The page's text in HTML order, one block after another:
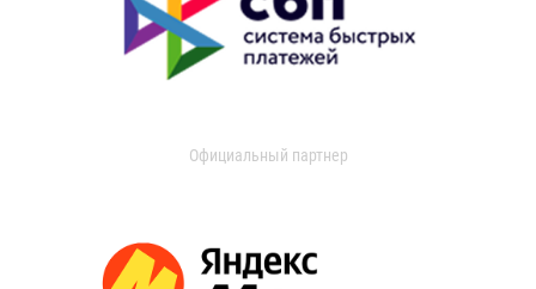
Официальный партнер